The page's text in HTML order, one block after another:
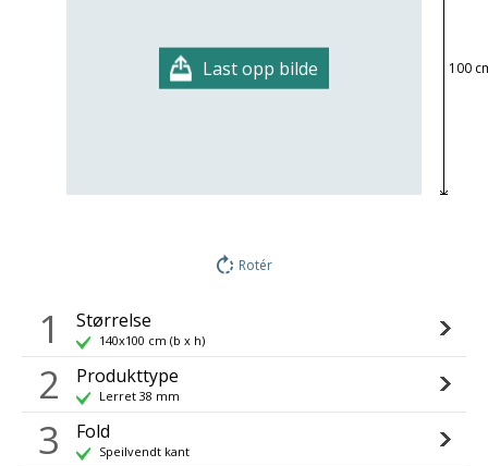
100
Last opp bilde
Rotér
1 Størrelse
140x100 cm (b x h)
2 Produkttype
Lerret 38 mm
3 Fold
Speilvendt kant